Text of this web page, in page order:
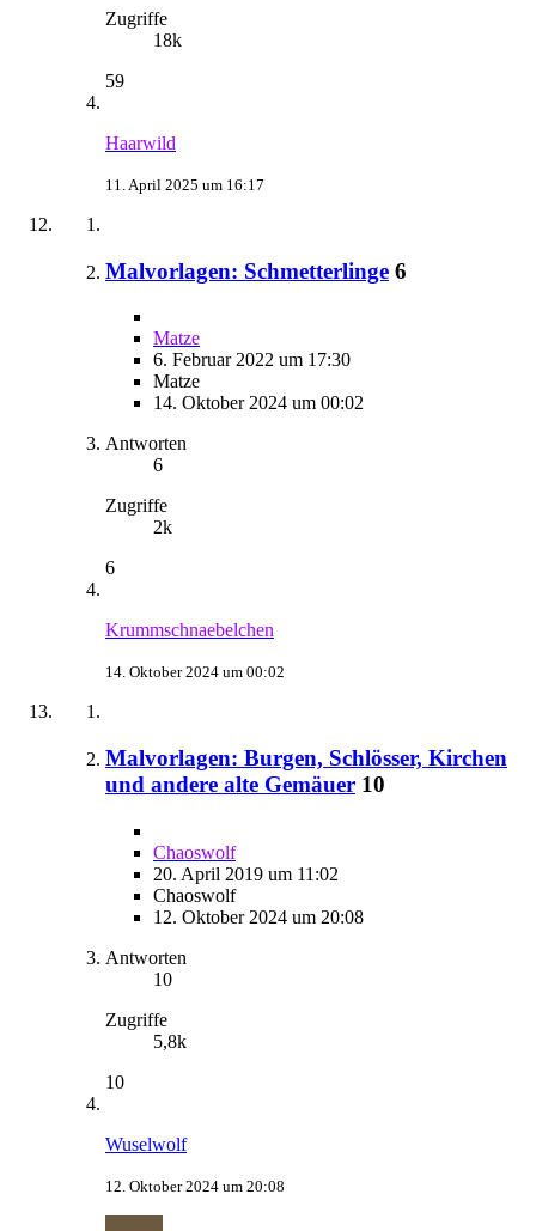
Zugriffe
18k
59
Haarwild
11. April 2025 um 16:17
Malvorlagen: Schmetterlinge 6
Matze
6. Februar 2022 um 17:30
Matze
14. Oktober 2024 um 00:02
Antworten
6
Zugriffe
2k
6
Krummschnaebelchen
14. Oktober 2024 um 00:02
Malvorlagen: Burgen, Schlösser, Kirchen
und andere alte Gemäuer 10
Chaoswolf
20. April 2019 um 11:02
Chaoswolf
12. Oktober 2024 um 20:08
Antworten
10
Zugriffe
5,8k
10
Wuselwolf
12. Oktober 2024 um 20:08